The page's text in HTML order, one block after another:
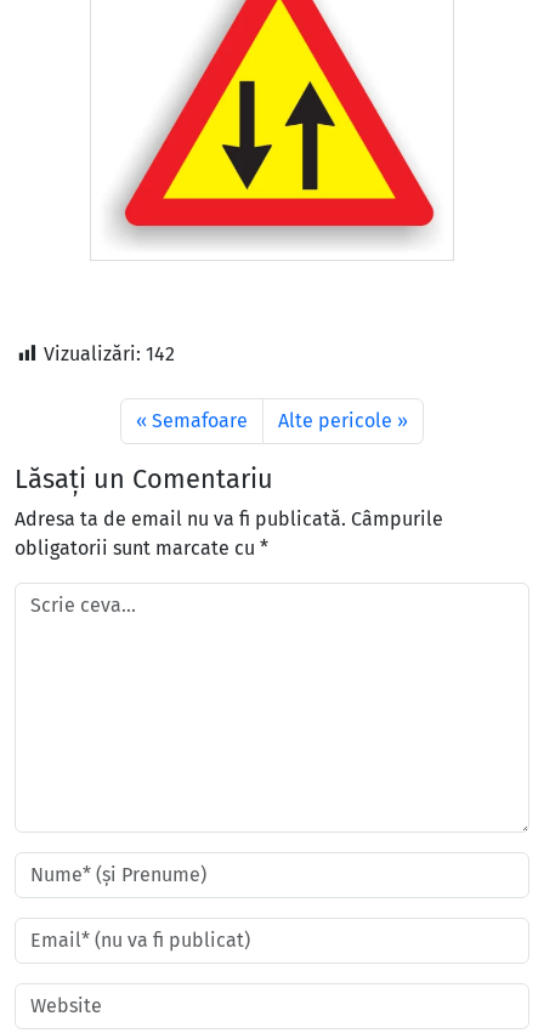
Vizualizări: 142
Semafoare Alte pericole
Lăsați un Comentariu
Adresa ta de email nu va fi publicată. Câmpurile
obligatorii sunt marcate cu *